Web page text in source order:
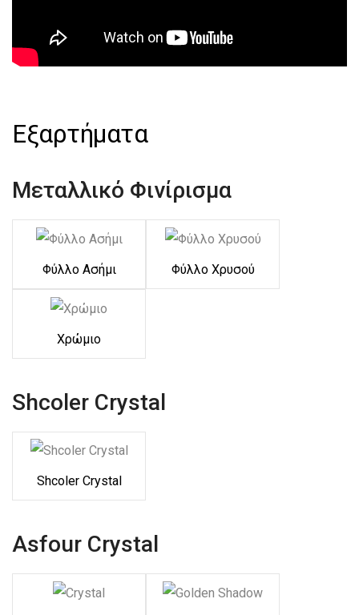
Εξαρτήματα
Μεταλλικό Φινίρισμα
Φύλλο Ασήμι Φύλλο Χρυσού
Χρώμιο
Shcoler Crystal
Shcoler Crystal
Asfour Crystal